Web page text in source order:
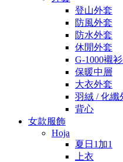
登山外套
防風外套
防水外套
休閒外套
G-1000襯
保暖中層
大衣外套
羽絨 / 化纖
背心
女款服飾
Hoja
夏日1加1
上衣